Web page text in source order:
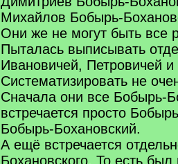
Михайлов Бобырь-
Они же не могут быть все
Пыталась выписывать
Ивановичей, Петровичей и
Систематизировать не
Сначала они все Бобырь-
встречается просто
Бобырь-Бохановский.
А ещё встречается
Бохановского. То есть